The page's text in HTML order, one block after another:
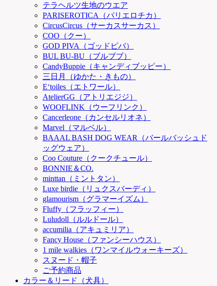
テラヘルツ生地のウエア
PARISEROTICA（パリエロチカ）
CircusCircus（サーカスサーカス）
COO（クー）
GOD PIVA（ゴッドピバ）
BUL BU-BU（ブルブブ）
CandyBuppie（キャンディブッピー）
三日月（ゆかた・きもの）
E‘toiles（エトワール）
AtelierGG（アトリエジジ）
WOOFLINK（ウーフリンク）
Cancerleone（カンセルリオネ）
Marvel（マルベル）
BAAAL BASH DOG WEAR（バールバッシュド
ッグウェア）
Coo Couture（クークチュール）
BONNIE＆CO.
minttan（ミントタン）
Luxe birdie（リュクスバーディ）
glamourism（グラマーイズム）
Fluffy（フラッフィー）
Luludoll（ルルドール）
accumilia（アキュミリア）
Fancy House（ファンシーハウス）
1 mile walkies（ワンマイルウォーキーズ）
スヌード・帽子
ご予約商品
カラー＆リード（犬具）